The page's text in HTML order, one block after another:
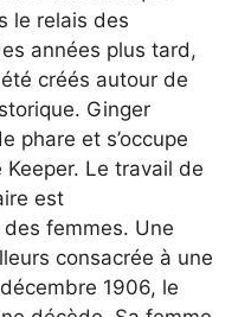
le relais des
années plus tard,
créés autour de
Ginger
phare et s’occupe
Le travail de
est
femmes. Une
consacrée à une
1906, le